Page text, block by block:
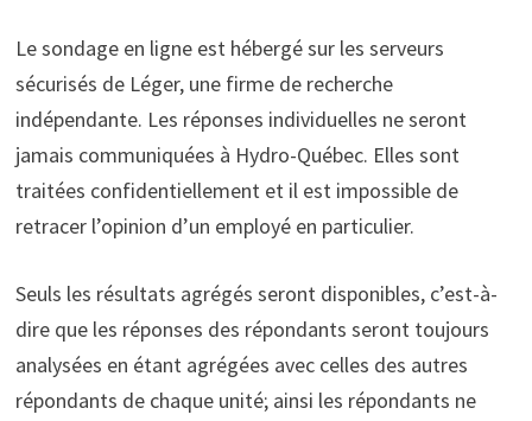
Le sondage en ligne est hébergé sur les serveurs
sécurisés de Léger, une firme de recherche
indépendante. Les réponses individuelles ne seront
jamais communiquées à Hydro-Québec. Elles sont
traitées confidentiellement et il est impossible de
retracer l’opinion d’un employé en particulier.
Seuls les résultats agrégés seront disponibles, c’est-à-
dire que les réponses des répondants seront toujours
analysées en étant agrégées avec celles des autres
répondants de chaque unité; ainsi les répondants ne